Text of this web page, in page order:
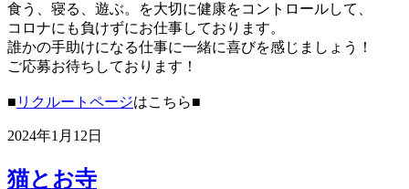
食う、寝る、遊ぶ。を大切に健康をコントロールして、
コロナにも負けずにお仕事しております。
誰かの手助けになる仕事に一緒に喜びを感じましょう！
ご応募お待ちしております！
■ リクルートページはこちら■
2024年1月12日
猫とお寺